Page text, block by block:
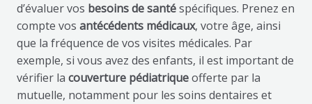
d’évaluer vos besoins de santéspécifiques. Prenez en
compte vos antécédents médicaux, votre âge, ainsi
que la fréquence de vos visites médicales. Par
exemple, si vous avez des enfants, il est important de
vérifier la couverture pédiatriqueofferte par la
mutuelle, notamment pour les soins dentaires et